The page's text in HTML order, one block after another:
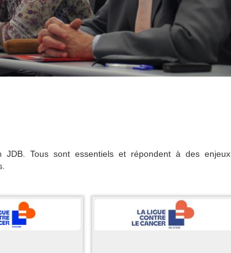
JDB. Tous sont essentiels et répondent à des enjeux